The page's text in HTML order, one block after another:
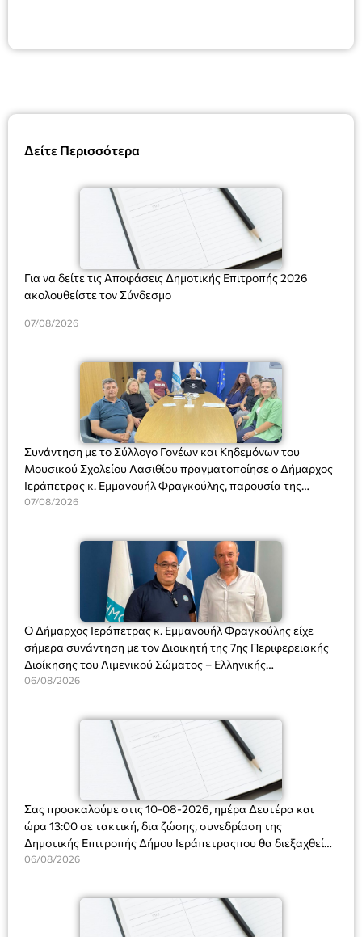
Δείτε Περισσότερα
Για να δείτε τις Αποφάσεις Δημοτικής Επιτροπής 2026
ακολουθείστε τον Σύνδεσμο
07/08/2026
Συνάντηση με το Σύλλογο Γονέων και Κηδεμόνων του
Μουσικού Σχολείου Λασιθίου πραγματοποίησε ο Δήμαρχος
Ιεράπετρας κ. Εμμανουήλ Φραγκούλης, παρουσία της
Διευθύντριας του σχολείου κας Μαριάννας Χαΐτα.
07/08/2026
Ο Δήμαρχος Ιεράπετρας κ. Εμμανουήλ Φραγκούλης είχε
σήμερα συνάντηση με τον Διοικητή της 7ης Περιφερειακής
Διοίκησης του Λιμενικού Σώματος – Ελληνικής
Ακτοφυλακής (Λ.Σ.-ΕΛ.ΑΚΤ.), Αρχιπλοίαρχο Λ.Σ. κ. Ιωάννη
06/08/2026
Σας προσκαλούμε στις 10-08-2026, ημέρα Δευτέρα και
ώρα 13:00 σε τακτική, δια ζώσης, συνεδρίαση της
Δημοτικής Επιτροπής Δήμου Ιεράπετραςπου θα διεξαχθεί
στο Δημοτικό Κατάστημα, Δημοκρατίας 31 στην αίθουσα
και λήψη αποφάσεων στα παρακάτω θέματα:
06/08/2026